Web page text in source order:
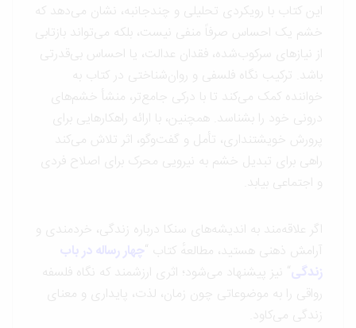
این کتاب با رویکردی تحلیلی و چندجانبه، نشان می‌دهد که
خشم یک احساس صرفاً منفی نیست، بلکه می‌تواند بازتابی
از نیازهای سرکوب‌شده، فقدان عدالت، یا احساس بی‌قدرتی
باشد. ترکیب نگاه فلسفی و روان‌شناختی در کتاب به
خواننده کمک می‌کند تا با درکی جامع‌تر، منشأ خشم‌های
درونی خود را بشناسد. همچنین، با ارائه راهکارهایی برای
پرورش خویشتنداری، تأمل و گفت‌وگو، اثر تلاش می‌کند
راهی برای تبدیل خشم به نیرویی محرک برای اصلاح فردی
و اجتماعی بیابد.
اگر علاقه‌مند به اندیشه‌های سنکا درباره زندگی، خردمندی و
آرامش ذهنی هستید، مطالعهٔ کتاب “ چهار رساله در باب
زندگی“نیز پیشنهاد می‌شود؛ اثری ارزشمند که نگاه فلسفه
رواقی را به موضوعاتی چون زمان، لذت، پایداری و معنای
زندگی می‌کاود.